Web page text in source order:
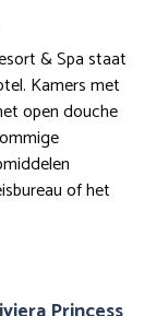
& Spa staat
Kamers met
open douche
of het